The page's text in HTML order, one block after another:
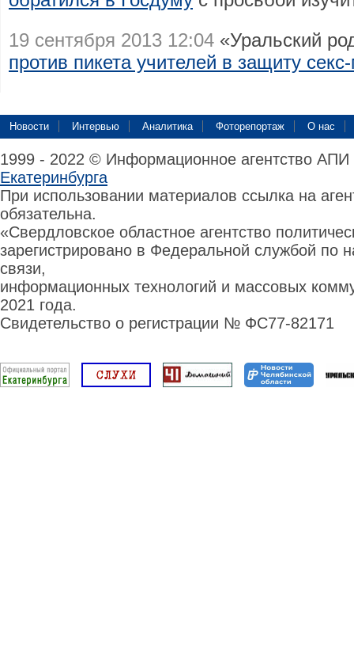
19 сентября 2013 12:04 «Уральский
против пикета учителей в защиту
Новости Интервью Аналитика Фоторепортаж О нас
1999 - 2022 © Информационное агентство
Екатеринбурга
При использовании материалов ссылка на
обязательна.
«Свердловское областное агентство
зарегистрировано в Федеральной службой по
связи,
информационных технологий и массовых
2021 года.
Свидетельство о регистрации № ФС77-82171